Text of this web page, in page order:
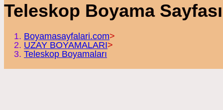
Teleskop Boyama Sayfası
Boyamasayfalari.com>
UZAY BOYAMALARI>
Teleskop Boyamaları